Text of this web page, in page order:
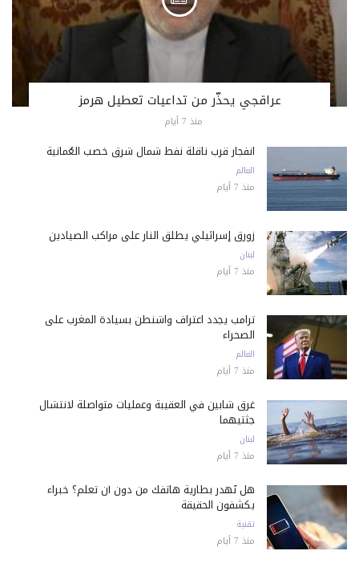
عراقجي يحذّر من تداعيات تعطيل هرمز
منذ 7 أيام
انفجار قرب ناقلة نفط شمال شرق خصب العُمانية
العالم
منذ 7 أيام
زورق إسرائيلي يطلق النار على مراكب الصيادين
لبنان
منذ 7 أيام
ترامب يجدد اعتراف واشنطن بسيادة المغرب على
الصحراء
العالم
منذ 7 أيام
غرق شابين في العقيبة وعمليات متواصلة لانتشال
جثتيهما
لبنان
منذ 7 أيام
هل تُهدر بطارية هاتفك من دون أن تعلم؟ خبراء
يكشفون الحقيقة
تقنية
منذ 7 أيام